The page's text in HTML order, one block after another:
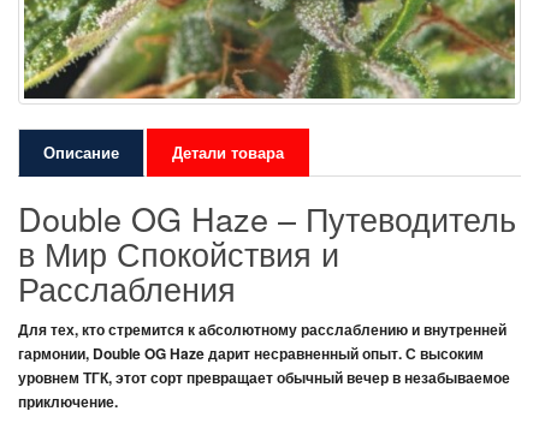
Описание Детали товара
Double OG Haze – Путеводитель
в Мир Спокойствия и
Расслабления
Для тех, кто стремится к абсолютному расслаблению и внутренней
гармонии, Double OG Hazeдарит несравненный опыт. С высоким
уровнем ТГК, этот сорт превращает обычный вечер в незабываемое
приключение.